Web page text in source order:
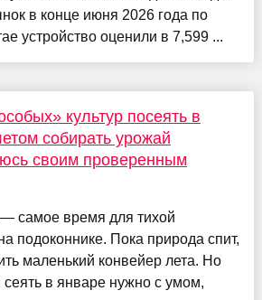
в конце июня 2026 года по
устройство оценили в 7,599 ...
культур посеять в
собирать урожай
своим проверенным
самое время для тихой
подоконнике. Пока природа спит,
маленький конвейер лета. Но
сеять в январе нужно с умом,